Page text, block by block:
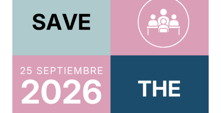
Acreditar CPD 2025
Acceso al Área Privada